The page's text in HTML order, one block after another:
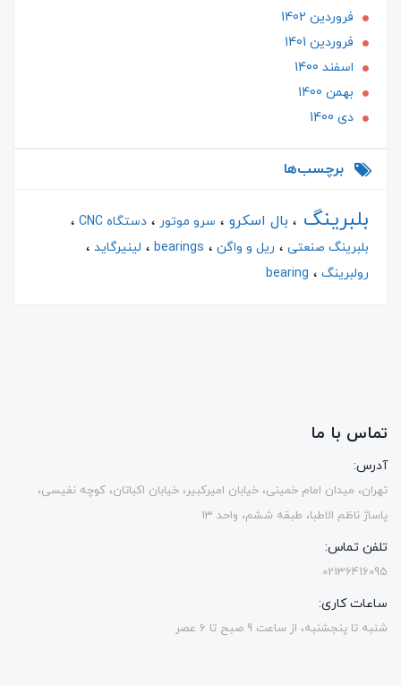
فروردین 1402
فروردین 1401
اسفند 1400
بهمن 1400
دی 1400
برچسب‌ها
بلبرینگ بال اسکرو سرو موتور
دستگاه CNC
بلبرینگ صنعتی
ریل و واگن bearings
لینیرگاید
رولبرینگ
bearing
تماس با ما
آدرس:
تهران، میدان امام خمینی، خیابان امیرکبیر، خیابان اکباتان، کوچه نفیسی،
پاساژ ناظم الاطبا، طبقه ششم، واحد 13
تلفن تماس:
02136416095
ساعات کاری:
شنبه تا پنجشنبه، از ساعت 9 صبح تا 6 عصر